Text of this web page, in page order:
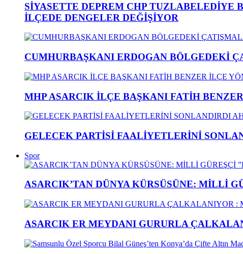
SİYASETTE DEPREM CHP TUZLABELEDİYE
İLÇEDE DENGELER DEĞİŞİYOR
CUMHURBAŞKANI ERDOGAN BÖLGEDEKİ
MHP ASARCIK İLÇE BAŞKANI FATİH
GELECEK PARTİSİ FAALİYETLERİNİ
Spor
ASARCIK’TAN DÜNYA KÜRSÜSÜNE: MİLLİ
ASARCIK ER MEYDANI GURURLA